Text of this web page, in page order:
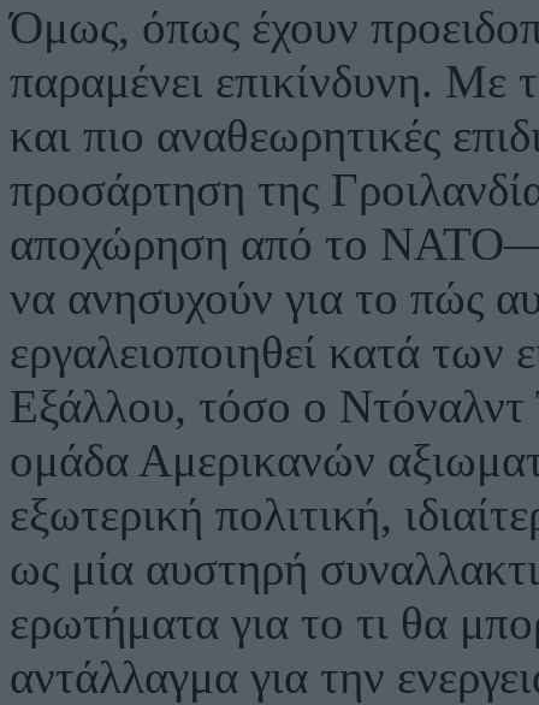
Όμως, όπως έχουν
παραμένει επικίνδυνη. Με
και πιο αναθεωρητικές
προσάρτηση της
αποχώρηση από το ΝΑΤΟ—
να ανησυχούν για το πώς
εργαλειοποιηθεί κατά
Εξάλλου, τόσο ο
ομάδα Αμερικανών
εξωτερική πολιτική,
ως μία αυστηρή
ερωτήματα για το τι θα
αντάλλαγμα για την